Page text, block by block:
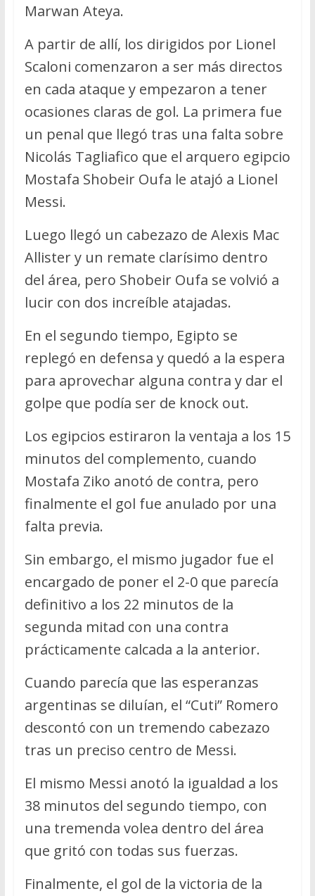
Marwan Ateya.
A partir de allí, los dirigidos por Lionel
Scaloni comenzaron a ser más directos
en cada ataque y empezaron a tener
ocasiones claras de gol. La primera fue
un penal que llegó tras una falta sobre
Nicolás Tagliafico que el arquero egipcio
Mostafa Shobeir Oufa le atajó a Lionel
Messi.
Luego llegó un cabezazo de Alexis Mac
Allister y un remate clarísimo dentro
del área, pero Shobeir Oufa se volvió a
lucir con dos increíble atajadas.
En el segundo tiempo, Egipto se
replegó en defensa y quedó a la espera
para aprovechar alguna contra y dar el
golpe que podía ser de knock out.
Los egipcios estiraron la ventaja a los 15
minutos del complemento, cuando
Mostafa Ziko anotó de contra, pero
finalmente el gol fue anulado por una
falta previa.
Sin embargo, el mismo jugador fue el
encargado de poner el 2-0 que parecía
definitivo a los 22 minutos de la
segunda mitad con una contra
prácticamente calcada a la anterior.
Cuando parecía que las esperanzas
argentinas se diluían, el “Cuti” Romero
descontó con un tremendo cabezazo
tras un preciso centro de Messi.
El mismo Messi anotó la igualdad a los
38 minutos del segundo tiempo, con
una tremenda volea dentro del área
que gritó con todas sus fuerzas.
Finalmente, el gol de la victoria de la